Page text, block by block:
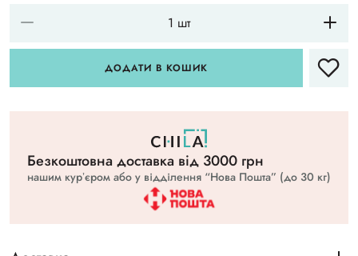
ДОДАТИ В КОШИК
Безкоштовна доставка вiд 3000 грн
нашим курʼєром або у відділення “Нова Пошта” (до 30 кг)